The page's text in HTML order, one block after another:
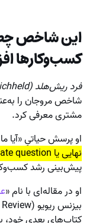
این شاخص
کسب‌وکارها
فرد ریش‌هلد (Fred Reichheld)
شاخص مروجان را
مشتری معرفی کرد.
او پرسش حیاتیِ «آیا
نهایی یا ultimate question
پیش‌بینی رشد
او در مقاله‌ای با نام «